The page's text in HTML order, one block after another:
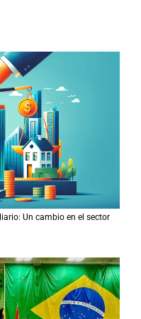
Un cambio en el sector